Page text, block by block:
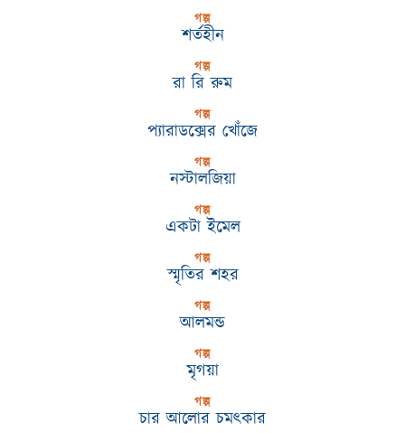
গল্প
শর্তহীন
গল্প
রা রি রুম
গল্প
প্যারাডক্সের খোঁজে
গল্প
নস্টালজিয়া
গল্প
একটা ইমেল
গল্প
স্মৃতির শহর
গল্প
আলমন্ড
গল্প
মৃগয়া
গল্প
চার আলোর চমৎকার